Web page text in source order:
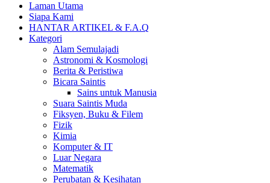
Laman Utama
Siapa Kami
HANTAR ARTIKEL & F.A.Q
Kategori
Alam Semulajadi
Astronomi & Kosmologi
Berita & Peristiwa
Bicara Saintis
Sains untuk Manusia
Suara Saintis Muda
Fiksyen, Buku & Filem
Fizik
Kimia
Komputer & IT
Luar Negara
Matematik
Perubatan & Kesihatan